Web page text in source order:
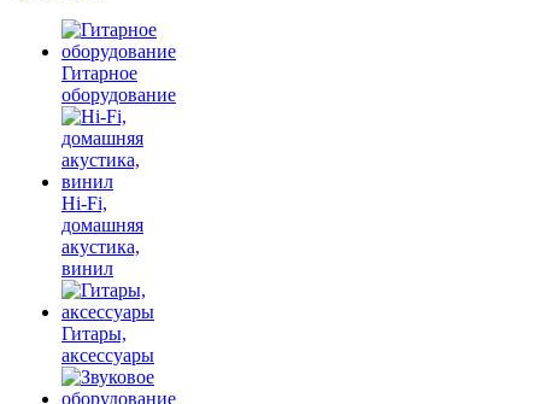
Гитарное
оборудование
Hi-Fi,
домашняя
акустика,
винил
Гитары,
аксессуары